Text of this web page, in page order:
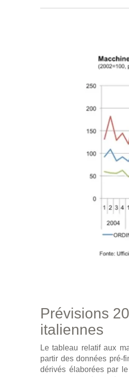
Prévisions
italiennes
Le tableau relatif aux
partir des données pré-
dérivés élaborées par